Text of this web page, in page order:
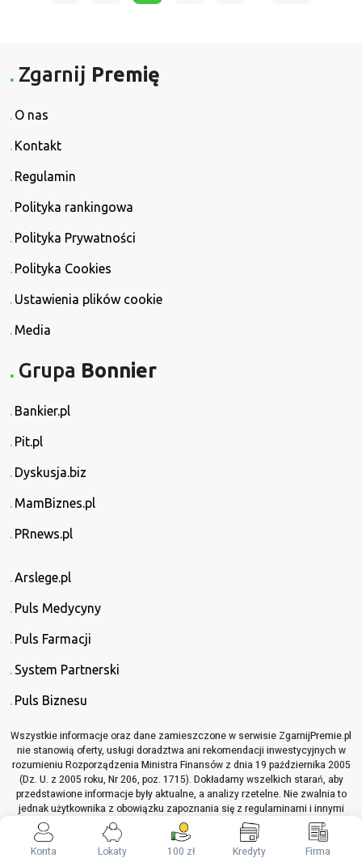
Zgarnij Premię
O nas
Kontakt
Regulamin
Polityka rankingowa
Polityka Prywatności
Polityka Cookies
Ustawienia plików cookie
Media
Grupa Bonnier
Bankier.pl
Pit.pl
Dyskusja.biz
MamBiznes.pl
PRnews.pl
Arslege.pl
Puls Medycyny
Puls Farmacji
System Partnerski
Puls Biznesu
Wszystkie informacje oraz dane zamieszczone w serwisie ZgarnijPremie.pl
nie stanowią oferty, usługi doradztwa ani rekomendacji inwestycyjnych w
rozumieniu Rozporządzenia Ministra Finansów z dnia 19 października 2005
(Dz. U. z 2005 roku, Nr 206, poz. 1715). Dokładamy wszelkich starań, aby
przedstawione informacje były aktualne, a analizy rzetelne. Nie zwalnia to
jednak użytkownika z obowiązku zapoznania się z regulaminami i innymi
materiałami informacyjnymi, które dotyczą opisywanych produktów lub
usług, przed podjęciem jakichkolwiek decyzji z nimi związanych.
Konta
Lokaty 100 zł Kredyty Firma